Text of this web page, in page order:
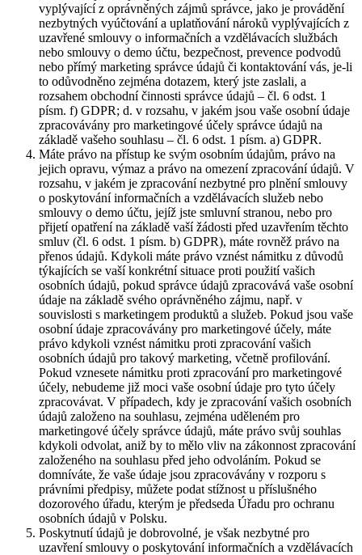
vyplývající z oprávněných zájmů správce, jako je provádění
nezbytných vyúčtování a uplatňování nároků vyplývajících z
uzavřené smlouvy o informačních a vzdělávacích službách
nebo smlouvy o demo účtu, bezpečnost, prevence podvodů
nebo přímý marketing správce údajů či kontaktování vás, je-li
to odůvodněno zejména dotazem, který jste zaslali, a
rozsahem obchodní činnosti správce údajů – čl. 6 odst. 1
písm. f) GDPR; d. v rozsahu, v jakém jsou vaše osobní údaje
zpracovávány pro marketingové účely správce údajů na
základě vašeho souhlasu – čl. 6 odst. 1 písm. a) GDPR.
Máte právo na přístup ke svým osobním údajům, právo na
jejich opravu, výmaz a právo na omezení zpracování údajů. V
rozsahu, v jakém je zpracování nezbytné pro plnění smlouvy
o poskytování informačních a vzdělávacích služeb nebo
smlouvy o demo účtu, jejíž jste smluvní stranou, nebo pro
přijetí opatření na základě vaší žádosti před uzavřením těchto
smluv (čl. 6 odst. 1 písm. b) GDPR), máte rovněž právo na
přenos údajů. Kdykoli máte právo vznést námitku z důvodů
týkajících se vaší konkrétní situace proti použití vašich
osobních údajů, pokud správce údajů zpracovává vaše osobní
údaje na základě svého oprávněného zájmu, např. v
souvislosti s marketingem produktů a služeb. Pokud jsou vaše
osobní údaje zpracovávány pro marketingové účely, máte
právo kdykoli vznést námitku proti zpracování vašich
osobních údajů pro takový marketing, včetně profilování.
Pokud vznesete námitku proti zpracování pro marketingové
účely, nebudeme již moci vaše osobní údaje pro tyto účely
zpracovávat. V případech, kdy je zpracování vašich osobních
údajů založeno na souhlasu, zejména uděleném pro
marketingové účely správce údajů, máte právo svůj souhlas
kdykoli odvolat, aniž by to mělo vliv na zákonnost zpracování
založeného na souhlasu před jeho odvoláním. Pokud se
domníváte, že vaše údaje jsou zpracovávány v rozporu s
právními předpisy, můžete podat stížnost u příslušného
dozorového úřadu, kterým je předseda Úřadu pro ochranu
osobních údajů v Polsku.
Poskytnutí údajů je dobrovolné, je však nezbytné pro
uzavření smlouvy o poskytování informačních a vzdělávacích